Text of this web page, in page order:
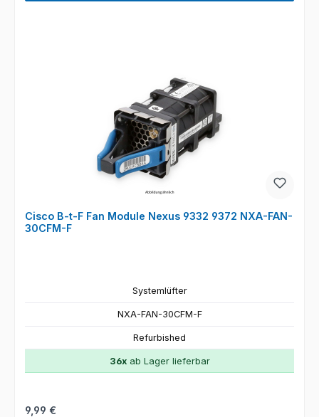
Cisco B-t-F Fan Module Nexus 9332 9372 NXA-FAN-
30CFM-F
Systemlüfter
NXA-FAN-30CFM-F
Refurbished
36xab Lager lieferbar
Regulärer Preis:
9,99 €